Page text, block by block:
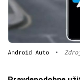
Android Auto •